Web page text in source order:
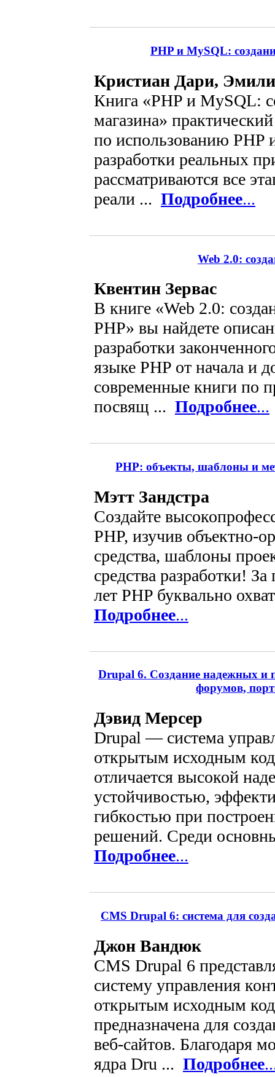
PHP и MySQL:
Кристиан Дари,
Книга «PHP и MySQL:
магазина»
по использованию PHP
разработки реальных
рассматриваются все
реали ... Подробнее...
Web 2.0:
Квентин Зервас
В книге «Web 2.0:
PHP» вы найдете
разработки
языке PHP от начала и
современные книги по
посвящ ... Подробнее...
PHP: объекты, шаблоны и
Мэтт Зандстра
Создайте
PHP, изучив объектно-
средства, шаблоны
средства разработки!
лет PHP буквально
Подробнее...
Drupal 6. Создание надежных и
форумов,
Дэвид Мерсер
Drupal — система
открытым исходным
отличается высокой
устойчивостью,
гибкостью при
решений. Среди
Подробнее...
CMS Drupal 6: система для
Джон Вандюк
CMS Drupal 6
систему управления
открытым исходным
предназначена для
веб-сайтов. Благодаря
ядра Dru ... Подробнее